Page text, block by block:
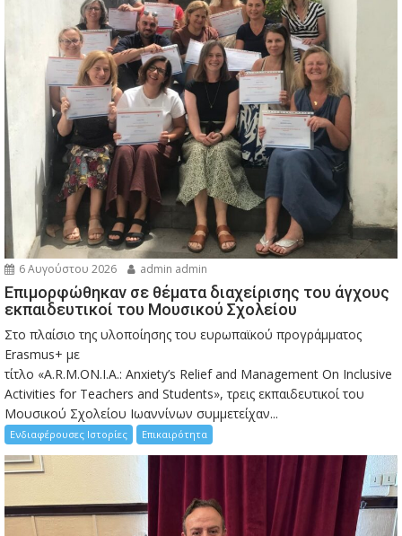
6 Αυγούστου 2026 admin admin
Eπιμορφώθηκαν σε θέματα διαχείρισης του άγχους
εκπαιδευτικοί του Μουσικού Σχολείου
Στο πλαίσιο της υλοποίησης του ευρωπαϊκού προγράμματος
Erasmus+ με
τίτλο «A.R.M.ON.I.A.: Anxiety’s Relief and Management On Inclusive
Activities for Teachers and Students», τρεις εκπαιδευτικοί του
Μουσικού Σχολείου Ιωαννίνων συμμετείχαν...
Ενδιαφέρουσες Ιστορίες Επικαιρότητα